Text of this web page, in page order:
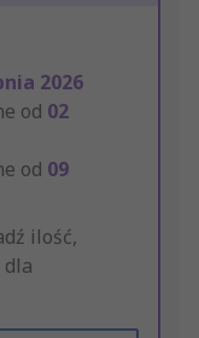
2026
od 02
od 09
ilość,